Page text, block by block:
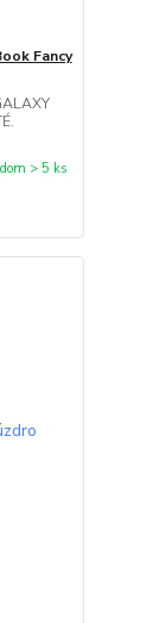
Fancy
> 5 ks